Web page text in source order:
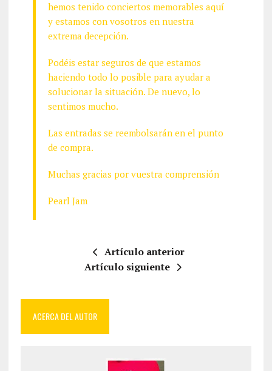
hemos tenido conciertos memorables aquí
y estamos con vosotros en nuestra
extrema decepción.
Podéis estar seguros de que estamos
haciendo todo lo posible para ayudar a
solucionar la situación. De nuevo, lo
sentimos mucho.
Las entradas se reembolsarán en el punto
de compra.
Muchas gracias por vuestra comprensión
Pearl Jam
Artículo anterior
Artículo siguiente
ACERCA DEL AUTOR